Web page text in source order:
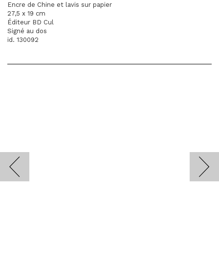
Encre de Chine et lavis sur papier
27,5 x 19 cm
Éditeur BD Cul
Signé au dos
id. 130092